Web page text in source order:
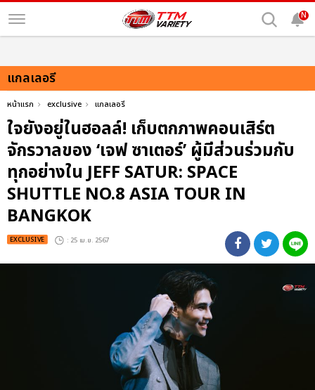
N
แกลเลอรี
หน้าแรก exclusive แกลเลอรี
ใจยังอยู่ในฮอลล์! เก็บตกภาพคอนเสิร์ต
จักรวาลของ ‘เจฟ ซาเตอร์’ ผู้มีส่วนร่วมกับ
ทุกอย่างใน JEFF SATUR: SPACE
SHUTTLE NO.8 ASIA TOUR IN
BANGKOK
EXCLUSIVE : 25 เม.ย. 2567